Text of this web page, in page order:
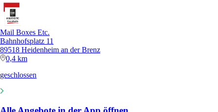
Mail Boxes Etc.
Bahnhofsplatz 11
89518 Heidenheim an der Brenz
0,4 km
geschlossen